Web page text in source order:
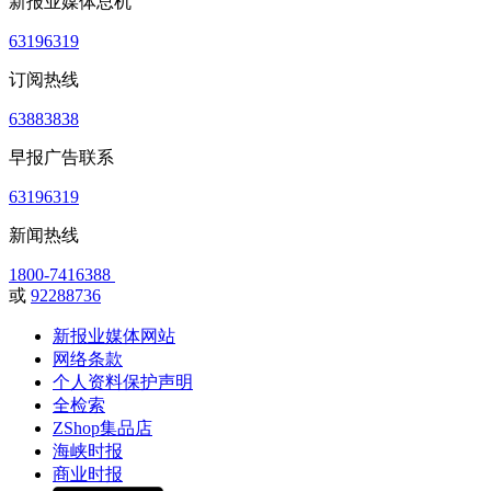
63196319
订阅热线
63883838
早报广告联系
63196319
新闻热线
1800-7416388
或 92288736
新报业媒体网站
网络条款
个人资料保护声明
全检索
ZShop集品店
海峡时报
商业时报